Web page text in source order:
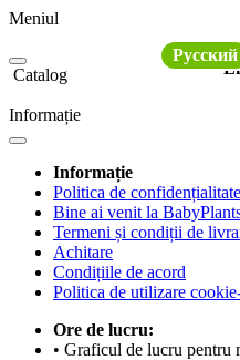
Meniul
Русский
Catalog
Informație
Informație
Politica de confidențialitate
Bine ai venit la
Termeni și condiții de
Achitare
Condițiile de acord
Politica de utilizare
Ore de lucru:
• Graficul de lucru pentru